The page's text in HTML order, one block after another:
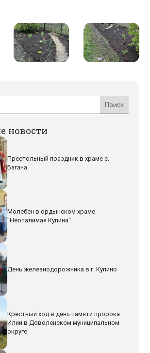
новости
Престольный праздник в храме с.
Багана
Молебен в ордынском храме
"Неопалимая Купина"
День железнодорожника в г. Купино
Крестный ход в день памяти пророка
Илии в Доволенском муниципальном
округе